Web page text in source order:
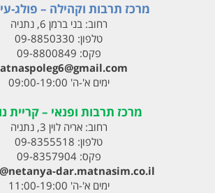
מרכז תרבות וקהילה – פולג-
רחוב:בני ברמן 6, נתניה
טלפון: 09-8850330
פקס: 09-8800849
ימים א'-ה' 09:00-19:00
מרכז תרבות ופנאי – קריית
רחוב:אריה לוין 3, נתניה
טלפון: 09-8355518
פקס:09-8357904
dar.matnasim.co.il
ימים א'-ה' 11:00-19:00